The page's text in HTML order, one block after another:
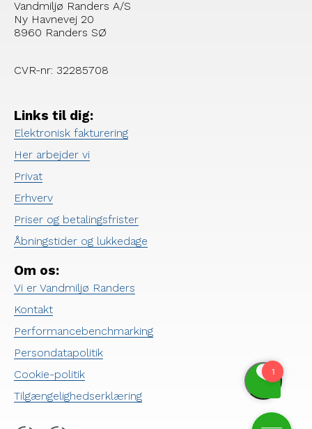
Vandmiljø Randers A/S
Ny Havnevej 20
8960 Randers SØ
CVR-nr: 32285708
Links til dig:
Elektronisk fakturering
Her arbejder vi
Privat
Erhverv
Priser og betalingsfrister
Åbningstider og lukkedage
Om os:
Vi er Vandmiljø Randers
Kontakt
Performancebenchmarking
Persondatapolitik
Cookie-politik
Tilgængelighedserklæring